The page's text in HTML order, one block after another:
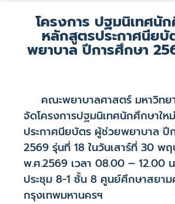
โครงการ ปฐมนิเทศนั
หลักสูตรประกาศนีย
พยาบาล ปีการศึกษา
คณะพยาบาลศาสตร์ มหาวิทย
จัดโครงการปฐมนิเทศนักศึกษาใ
ประกาศนียบัตร ผู้ช่วยพยาบาล ปี
2569 รุ่นที่ 18 ในวันเสาร์ที่ 30 พ
พ.ศ.2569 เวลา 08.00 – 12.00
ประชุม 8-1 ชั้น 8 ศูนย์ศึกษาสยา
กรุงเทพมหานครฯ